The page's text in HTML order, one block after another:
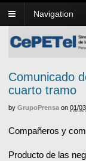
Navigation
Comunicado
cuarto tramo
by GrupoPrensa on 01/
Compañeros y
Producto de las